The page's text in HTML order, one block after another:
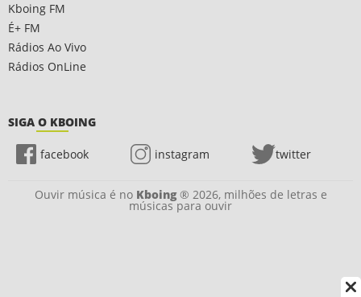
Kboing FM
É+ FM
Rádios Ao Vivo
Rádios OnLine
SIGA O KBOING
facebook instagram twitter
Ouvir música é no Kboing® 2026, milhões de letras e
músicas para ouvir